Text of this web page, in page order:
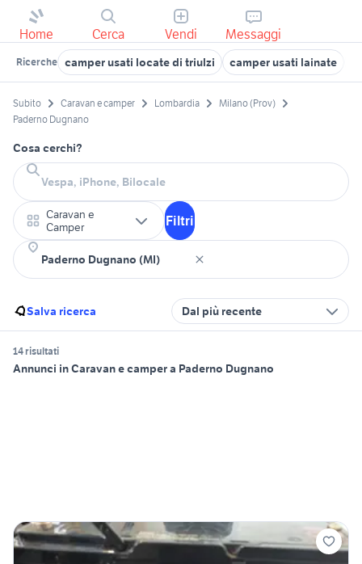
Home Cerca Vendi Messaggi
Ricerche camper usati locate di triulzi camper usati lainate
Subito Caravan e camper Lombardia
Milano (Prov)
Paderno Dugnano
Cosa cerchi?
Caravan e
Camper
Filtri
Salva ricerca Dal più recente
14 risultati
Annunci in Caravan e camper a Paderno Dugnano